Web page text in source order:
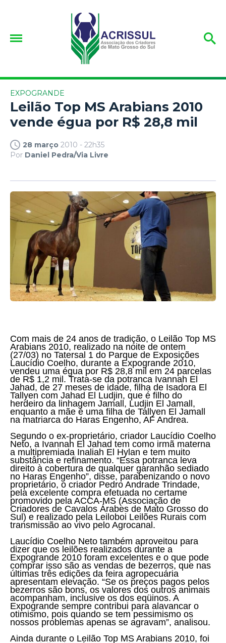
EXPOGRANDE
Leilão Top MS Arabians 2010
vende égua por R$ 28,8 mil
28 março 2010 - 22h35
Por Daniel Pedra/Via Livre
Com mais de 24 anos de tradição, o Leilão Top MS
Arabians 2010, realizado na noite de ontem
(27/03) no Tatersal 1 do Parque de Exposições
Laucídio Coelho, durante a Expogrande 2010,
vendeu uma égua por R$ 28,8 mil em 24 parcelas
de R$ 1,2 mil. Trata-se da potranca Ivannah El
Jahad, de 27 meses de idade, filha de Isadora El
Tallyen com Jahad El Ludjin, que é filho do
herdeiro da linhagem Jamall, Ludjin El Jamall,
enquanto a mãe é uma filha de Tallyen El Jamall
na matriarca do Haras Engenho, AF Andrea.
Segundo o ex-proprietário, criador Laucídio Coelho
Neto, a Ivannah El Jahad tem como irmã materna
a multipremiada Inaliah El Hylan e tem muito
substância e refinamento. “Essa potranca leva
direito à cobertura de qualquer garanhão sediado
no Haras Engenho”, disse, parabenizando o novo
proprietário, o criador Pedro Andrade Trindade,
pela excelente compra efetuada no certame
promovido pela ACCA-MS (Associação de
Criadores de Cavalos Árabes de Mato Grosso do
Sul) e realizado pela Leiloboi Leilões Rurais com
transmissão ao vivo pelo Agrocanal.
Laucídio Coelho Neto também aproveitou para
dizer que os leilões realizados durante a
Expogrande 2010 foram excelentes e o que pode
comprar isso são as vendas de bezerros, que nas
últimas três edições da feira agropecuária
apresentam elevação. “Se os preços pagos pelos
bezerros são bons, os valores dos outros animais
acompanham, inclusive os dos eqüinos. A
Expogrande sempre contribui para alavancar o
otimismo, pois quando se tem pessimismo os
nossos problemas apenas se agravam”, analisou.
Ainda durante o Leilão Top MS Arabians 2010, foi